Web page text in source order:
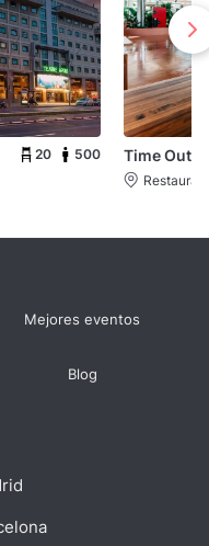
20
500
Time Out
Mejores eventos
Blog